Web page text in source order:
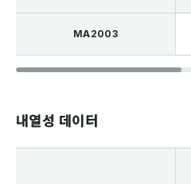
MA2003
내열성 데이터